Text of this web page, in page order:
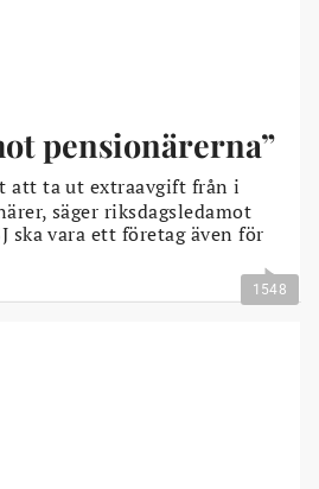
pensionärerna”
att ta ut extraavgift från i
säger riksdagsledamot
ska vara ett företag även för
1548